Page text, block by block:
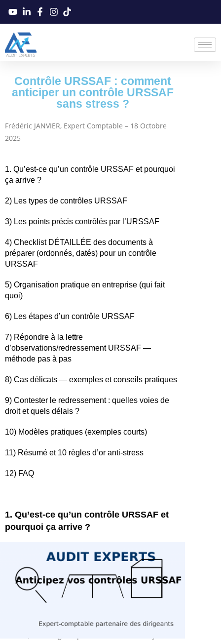
Contrôle URSSAF : comment
anticiper un contrôle URSSAF
sans stress ?
Frédéric JANVIER, Expert Comptable – 18 Octobre
2025
1. Qu’est-ce qu’un contrôle URSSAF et pourquoi
ça arrive ?
2) Les types de contrôles URSSAF
3) Les points précis contrôlés par l’URSSAF
4) Checklist DÉTAILLÉE des documents à
préparer (ordonnés, datés) pour un contrôle
URSSAF
5) Organisation pratique en entreprise (qui fait
quoi)
6) Les étapes d’un contrôle URSSAF
7) Répondre à la lettre
d’observations/redressement URSSAF —
méthode pas à pas
8) Cas délicats — exemples et conseils pratiques
9) Contester le redressement : quelles voies de
droit et quels délais ?
10) Modèles pratiques (exemples courts)
11) Résumé et 10 règles d’or anti-stress
12) FAQ
1. Qu’est-ce qu’un contrôle URSSAF et
pourquoi ça arrive ?
contrôle URSSAF est une procédure. L’agent de
l’URSSAF envoie un avis de contrôle. Un inspecteur
s’assure que l’entreprise déclare et paie ses
cotisations sociales. Cela concerne plusieurs
années. Ces cotisations aident à financer la sécurité
allocations familiales et le chômage. En d’autres